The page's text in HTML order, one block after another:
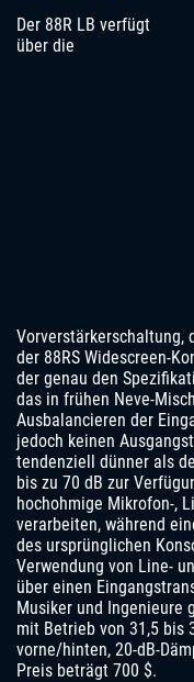
Der 88R LB verfügt
über die
Vorverstärkerschaltung,
der 88RS Widescreen-
der genau den
das in frühen Neve-
Ausbalancieren der
jedoch keinen
tendenziell dünner als
bis zu 70 dB zur
hochohmige Mikrofon-,
verarbeiten, während
des ursprünglichen
Verwendung von Line-
über einen
Musiker und Ingenieure
mit Betrieb von 31,5 bis
vorne/hinten, 20-dB-
Preis beträgt 700 $.